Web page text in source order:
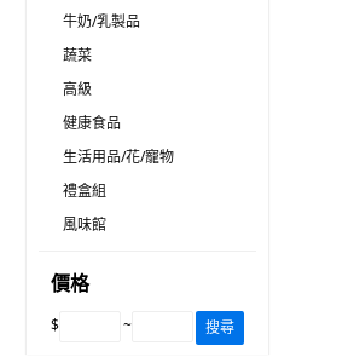
牛奶/乳製品
蔬菜
高級
健康食品
生活用品/花/寵物
禮盒組
風味館
價格
$ ~ 搜尋